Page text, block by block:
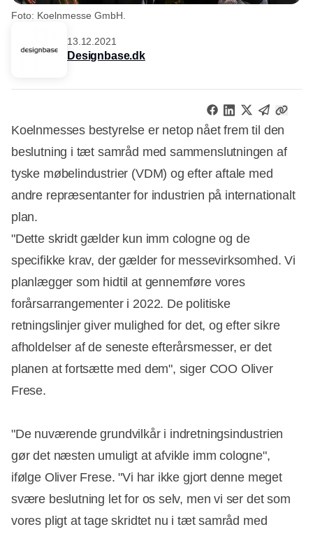
Foto: Koelnmesse GmbH.
13.12.2021
Designbase.dk
Koelnmesses bestyrelse er netop nået frem til den
beslutning i tæt samråd med sammenslutningen af
tyske møbelindustrier (VDM) og efter aftale med
andre repræsentanter for industrien på internationalt
plan.
"Dette skridt gælder kun imm cologne og de
specifikke krav, der gælder for messevirksomhed. Vi
planlægger som hidtil at gennemføre vores
forårsarrangementer i 2022. De politiske
retningslinjer giver mulighed for det, og efter sikre
afholdelser af de seneste efterårsmesser, er det
planen at fortsætte med dem", siger COO Oliver
Frese.
"De nuværende grundvilkår i indretningsindustrien
gør det næsten umuligt at afvikle imm cologne",
ifølge Oliver Frese. "Vi har ikke gjort denne meget
svære beslutning let for os selv, men vi ser det som
vores pligt at tage skridtet nu i tæt samråd med